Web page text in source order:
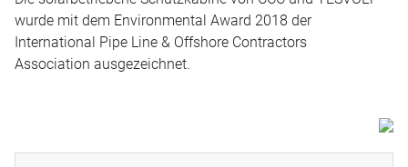
wurde mit dem Environmental Award 2018 der
International Pipe Line & Offshore Contractors
Association ausgezeichnet.